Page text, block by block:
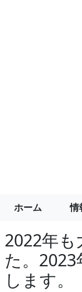
ホーム 情
2022年
た。
します。